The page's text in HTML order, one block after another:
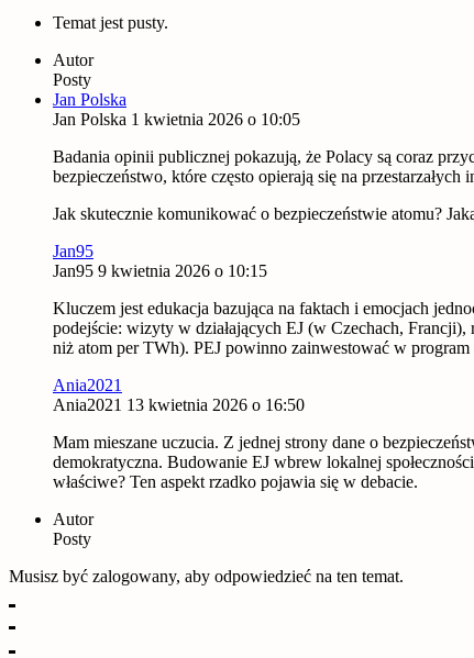
Temat jest pusty.
Autor
Posty
Jan Polska
Jan Polska 1 kwietnia 2026 o 10:05
Badania opinii publicznej pokazują, że Polacy są coraz
bezpieczeństwo, które często opierają się na
Jak skutecznie komunikować o bezpieczeństwie atomu?
Jan95
Jan95 9 kwietnia 2026 o 10:15
Kluczem jest edukacja bazująca na faktach i emocjach
podejście: wizyty w działających EJ (w Czechach,
niż atom per TWh). PEJ powinno zainwestować w program
Ania2021
Ania2021 13 kwietnia 2026 o 16:50
Mam mieszane uczucia. Z jednej strony dane o
demokratyczna. Budowanie EJ wbrew lokalnej
właściwe? Ten aspekt rzadko pojawia się w debacie.
Autor
Posty
Musisz być zalogowany, aby odpowiedzieć na ten temat.